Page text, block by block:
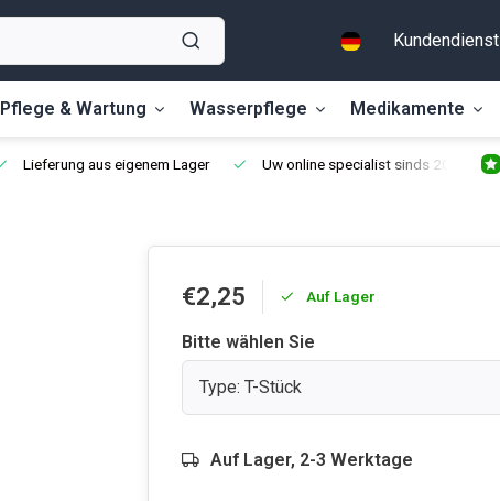
Kundendienst
Pflege & Wartung Wasserpflege Medikamente
Lieferung aus eigenem Lager Uw online specialist sinds 2014
€2,25 Auf Lager
Bitte wählen Sie
Type: T-Stück
Auf Lager, 2-3 Werktage